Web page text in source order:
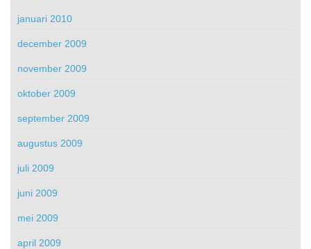
januari 2010
december 2009
november 2009
oktober 2009
september 2009
augustus 2009
juli 2009
juni 2009
mei 2009
april 2009